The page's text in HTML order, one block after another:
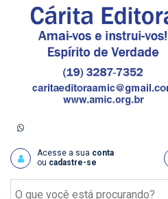
Acesse a sua conta
ou cadastre-se